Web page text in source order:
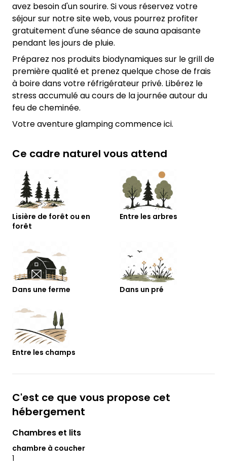
avez besoin d'un sourire. Si vous réservez votre
séjour sur notre site web, vous pourrez profiter
gratuitement d'une séance de sauna apaisante
pendant les jours de pluie.
Préparez nos produits biodynamiques sur le grill de
première qualité et prenez quelque chose de frais
à boire dans votre réfrigérateur privé. Libérez le
stress accumulé au cours de la journée autour du
feu de cheminée.
Votre aventure glamping commence ici.
Ce cadre naturel vous attend
Lisière de forêt ou en
forêt
Entre les arbres
Dans une ferme Dans un pré
Entre les champs
C'est ce que vous propose cet
hébergement
Chambres et lits
chambre à coucher
1